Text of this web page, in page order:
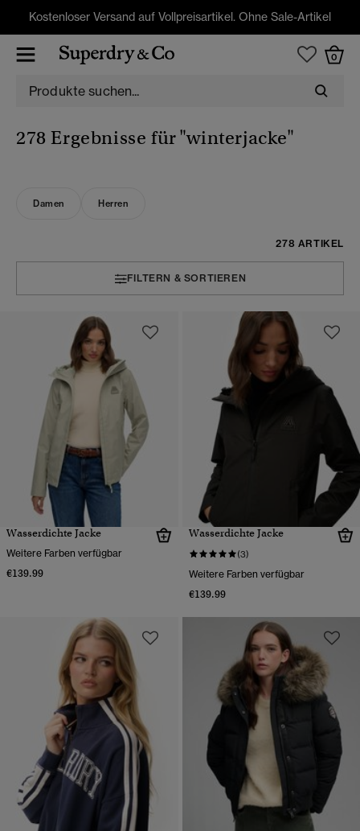
Kostenloser Versand auf Vollpreisartikel. Ohne Sale-Artikel
0
278 Ergebnisse für"winterjacke"
Damen Herren
278 ARTIKEL
FILTERN & SORTIEREN
Wasserdichte Jacke
Weitere Farben verfügbar
€139.99
Wasserdichte Jacke
(3)
Weitere Farben verfügbar
€139.99